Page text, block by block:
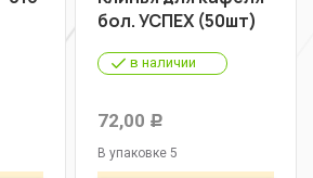
бол. УСПЕХ (50шт)
в наличии
72,00 Р
В упаковке 5